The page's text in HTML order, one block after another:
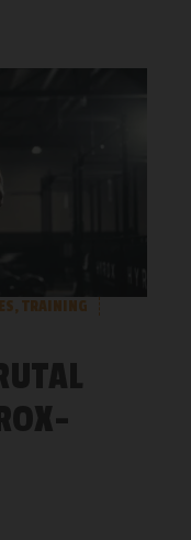
, TRAINING